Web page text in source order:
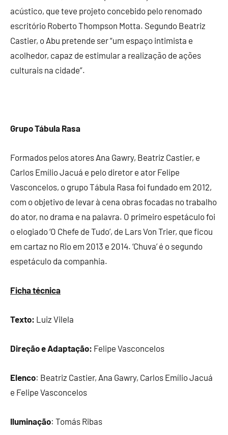
acústico, que teve projeto concebido pelo renomado
escritório Roberto Thompson Motta. Segundo Beatriz
Castier, o Abu pretende ser “um espaço intimista e
acolhedor, capaz de estimular a realização de ações
culturais na cidade”.
Grupo Tábula Rasa
Formados pelos atores Ana Gawry, Beatriz Castier, e
Carlos Emílio Jacuá e pelo diretor e ator Felipe
Vasconcelos, o grupo Tábula Rasa foi fundado em 2012,
com o objetivo de levar à cena obras focadas no trabalho
do ator, no drama e na palavra. O primeiro espetáculo foi
o elogiado ‘O Chefe de Tudo’, de Lars Von Trier, que ficou
em cartaz no Rio em 2013 e 2014. ‘Chuva’ é o segundo
espetáculo da companhia.
Ficha técnica
Texto: Luiz Vilela
Direção e Adaptação: Felipe Vasconcelos
Elenco: Beatriz Castier, Ana Gawry, Carlos Emílio Jacuá
e Felipe Vasconcelos
Iluminação: Tomás Ribas